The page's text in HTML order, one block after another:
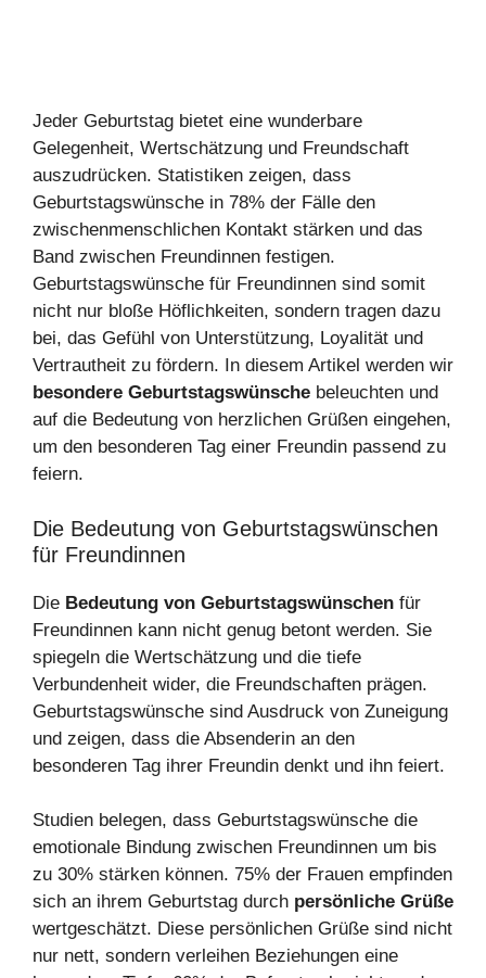
Jeder Geburtstag bietet eine wunderbare
Gelegenheit, Wertschätzung und Freundschaft
auszudrücken. Statistiken zeigen, dass
Geburtstagswünsche in 78% der Fälle den
zwischenmenschlichen Kontakt stärken und das
Band zwischen Freundinnen festigen.
Geburtstagswünsche für Freundinnen sind somit
nicht nur bloße Höflichkeiten, sondern tragen dazu
bei, das Gefühl von Unterstützung, Loyalität und
Vertrautheit zu fördern. In diesem Artikel werden wir
besondere Geburtstagswünsche beleuchten und
auf die Bedeutung von herzlichen Grüßen eingehen,
um den besonderen Tag einer Freundin passend zu
feiern.
Die Bedeutung von Geburtstagswünschen
für Freundinnen
Die Bedeutung von Geburtstagswünschen für
Freundinnen kann nicht genug betont werden. Sie
spiegeln die Wertschätzung und die tiefe
Verbundenheit wider, die Freundschaften prägen.
Geburtstagswünsche sind Ausdruck von Zuneigung
und zeigen, dass die Absenderin an den
besonderen Tag ihrer Freundin denkt und ihn feiert.
Studien belegen, dass Geburtstagswünsche die
emotionale Bindung zwischen Freundinnen um bis
zu 30% stärken können. 75% der Frauen empfinden
sich an ihrem Geburtstag durch persönliche Grüße
wertgeschätzt. Diese persönlichen Grüße sind nicht
nur nett, sondern verleihen Beziehungen eine